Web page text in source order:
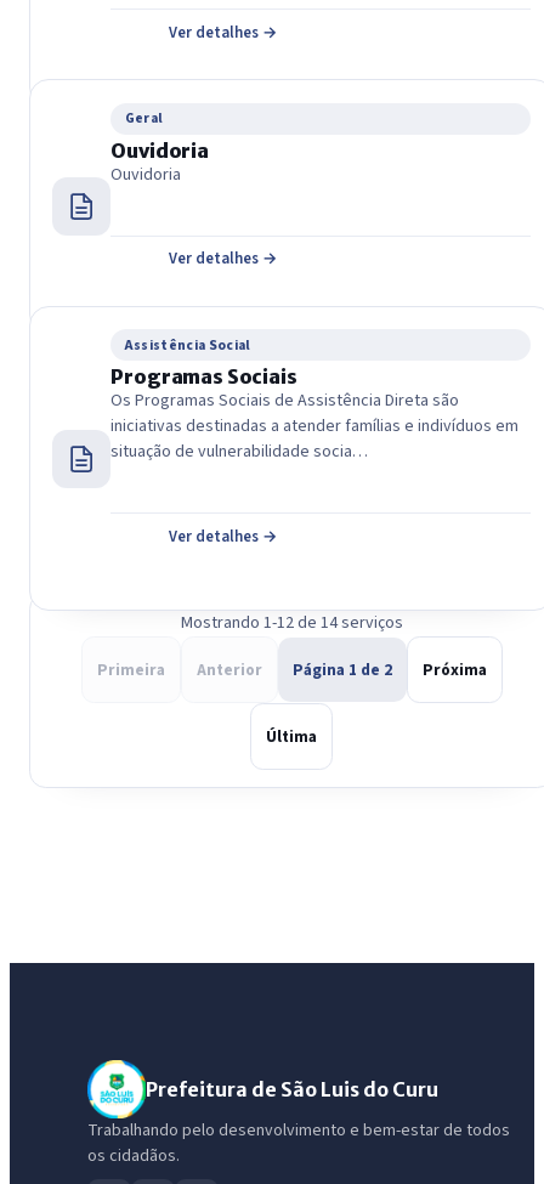
Ver detalhes →
Geral
Ouvidoria
Ouvidoria
Ver detalhes →
Assistência Social
Programas Sociais
Os Programas Sociais de Assistência Direta são
iniciativas destinadas a atender famílias e indivíduos em
situação de vulnerabilidade socia…
Ver detalhes →
Mostrando 1-12 de 14 serviços
Primeira Anterior Página 1 de 2 Próxima
Última
Prefeitura de São Luis do Curu
Trabalhando pelo desenvolvimento e bem-estar de todos
os cidadãos.